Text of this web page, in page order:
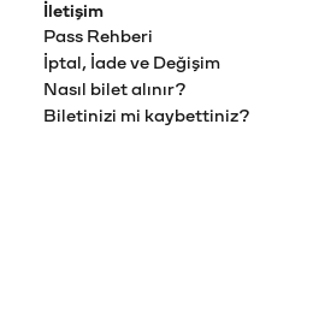
İletişim
Pass Rehberi
İptal, İade ve Değişim
Nasıl bilet alınır?
Biletinizi mi kaybettiniz?